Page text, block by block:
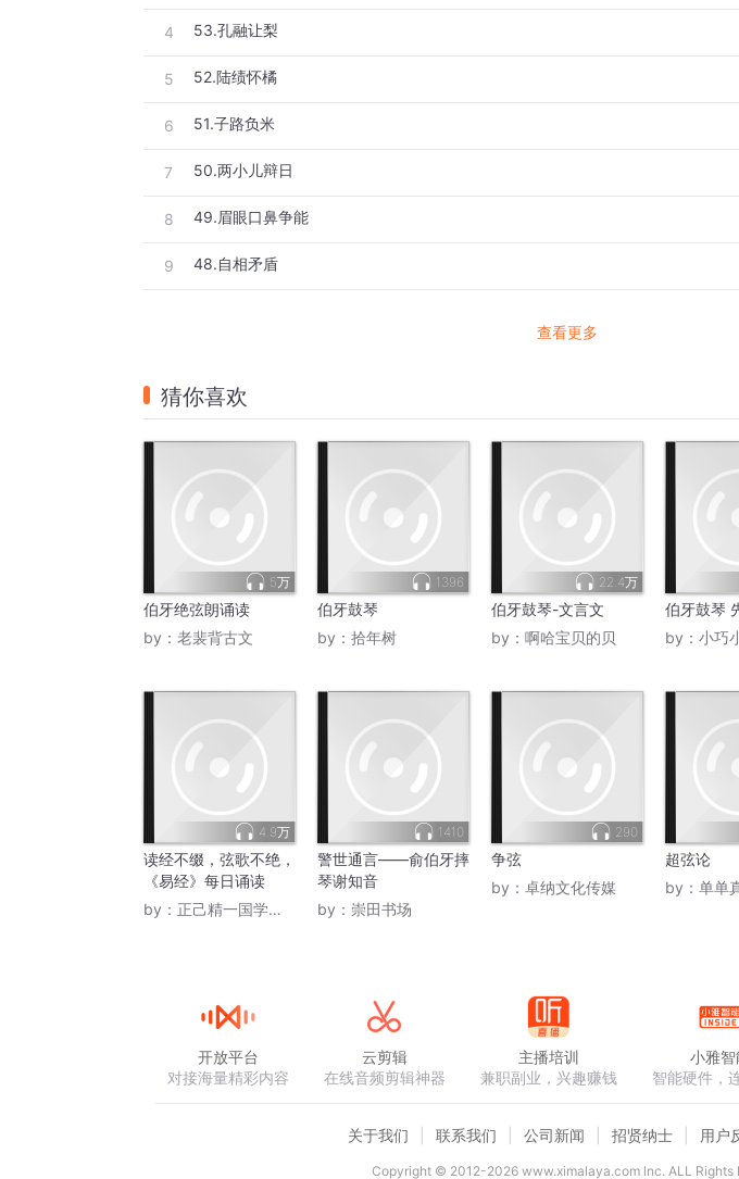
4 53.孔融让梨
5 52.陆绩怀橘
6 51.子路负米
7 50.两小儿辩日
8 49.眉眼口鼻争能
9 48.自相矛盾
查看更多
猜你喜欢
5万
伯牙绝弦朗诵读
by： 老裴背古文
1396
伯牙鼓琴
by： 拾年树
22.4万
伯牙鼓琴-文言文
by： 啊哈宝贝的贝
伯牙鼓琴
by： 小巧
4.9万
读经不缀，弦歌不绝，
《易经》每日诵读
by： 正己精一国学心解四书
1410
警世通言——俞伯牙摔
琴谢知音
by： 崇田书场
290
争弦
by： 卓纳文化传媒
超弦论
by： 单单
开放平台
对接海量精彩内容
云剪辑
在线音频剪辑神器
主播培训
兼职副业，兴趣赚钱
小雅智
智能硬件，
关于我们 联系我们 公司新闻 招贤纳士 用户
Copyright © 2012-2026www.ximalaya.com lnc. ALL Rights